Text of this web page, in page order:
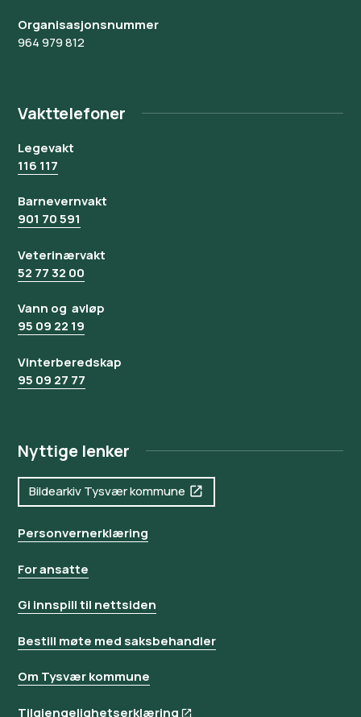
Organisasjonsnummer
964 979 812
Vakttelefoner
Legevakt
116 117
Barnevernvakt
901 70 591
Veterinærvakt
52 77 32 00
Vann og avløp
95 09 22 19
Vinterberedskap
95 09 27 77
Nyttige lenker
Bildearkiv Tysvær kommune
Personvernerklæring
For ansatte
Gi innspill til nettsiden
Bestill møte med saksbehandler
Om Tysvær kommune
Tilgjengelighetserklæring